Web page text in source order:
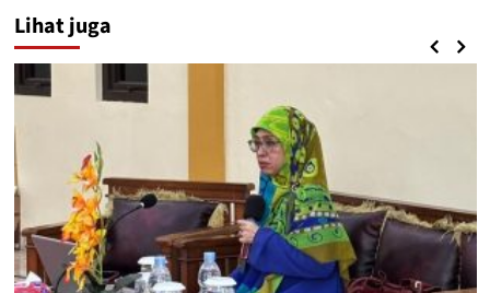
Lihat juga